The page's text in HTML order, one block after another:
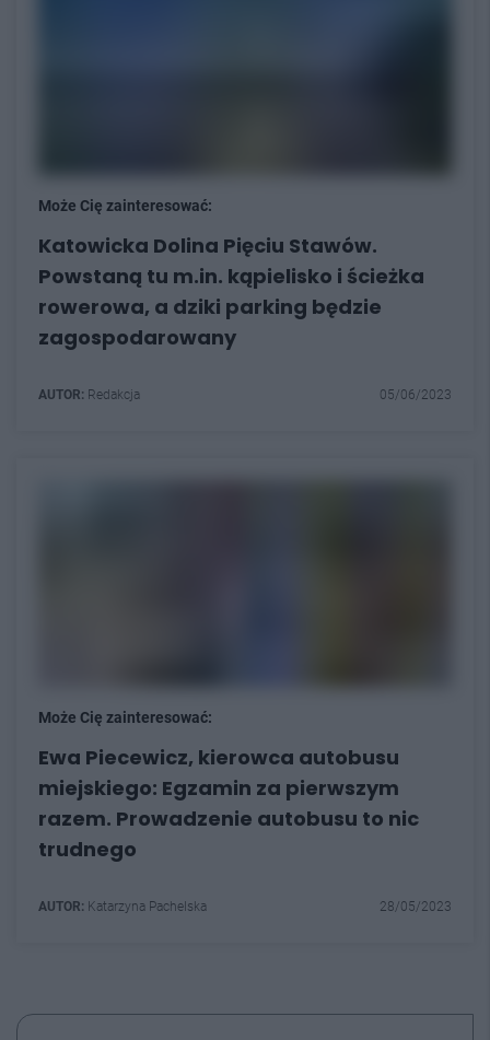
Może Cię zainteresować:
Katowicka Dolina Pięciu Stawów.
Powstaną tu m.in. kąpielisko i ścieżka
rowerowa, a dziki parking będzie
zagospodarowany
AUTOR: Redakcja 05/06/2023
Może Cię zainteresować:
Ewa Piecewicz, kierowca autobusu
miejskiego: Egzamin za pierwszym
razem. Prowadzenie autobusu to nic
trudnego
AUTOR: Katarzyna Pachelska 28/05/2023